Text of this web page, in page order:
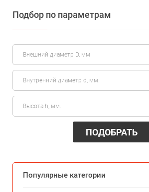
Подбор по параметрам
ПОДОБРАТЬ
Популярные категории